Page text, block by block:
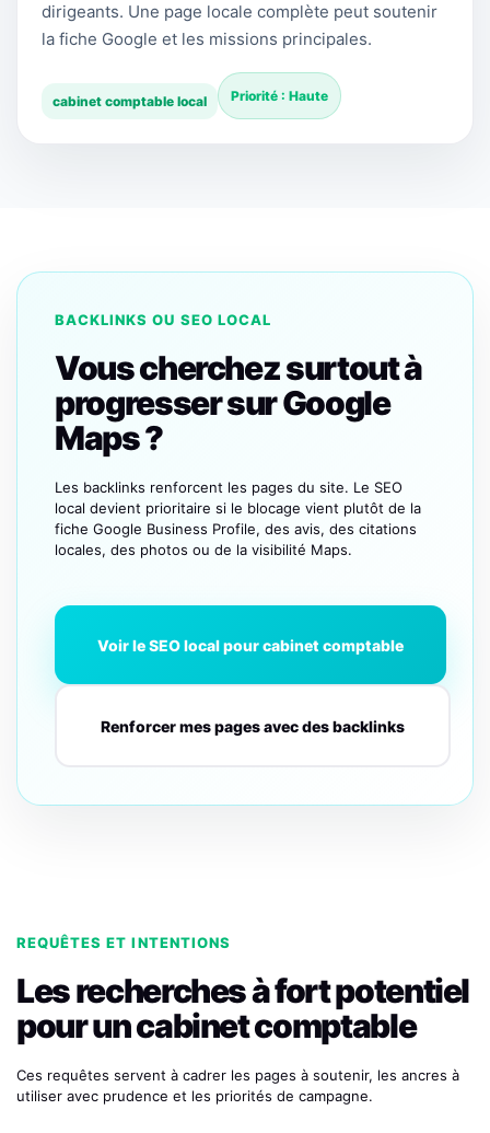
dirigeants. Une page locale complète peut soutenir
la fiche Google et les missions principales.
cabinet comptable local Priorité : Haute
BACKLINKS OU SEO LOCAL
Vous cherchez surtout à
progresser sur Google
Maps ?
Les backlinks renforcent les pages du site. Le SEO
local devient prioritaire si le blocage vient plutôt de la
fiche Google Business Profile, des avis, des citations
locales, des photos ou de la visibilité Maps.
Voir le SEO local pour cabinet comptable
Renforcer mes pages avec des backlinks
REQUÊTES ET INTENTIONS
Les recherches à fort potentiel
pour un cabinet comptable
Ces requêtes servent à cadrer les pages à soutenir, les ancres à
utiliser avec prudence et les priorités de campagne.